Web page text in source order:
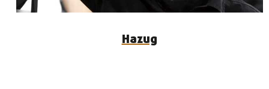
Hazug